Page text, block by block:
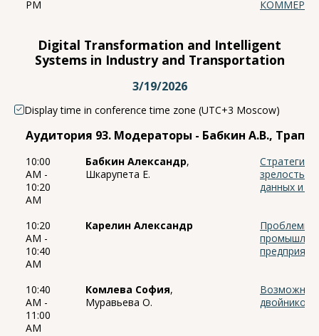
PM
Digital Transformation and Intelligent
Systems in Industry and Transportation
3/19/2026
Display time in conference time zone (UTC+3 Moscow)
Аудитория 93. Модераторы - Бабкин А.В.,
10:00
AM -
10:20
AM
Бабкин Александр,
Шкарупета Е.
зрелостью
данных и
10:20
AM -
10:40
AM
Карелин Александр
Проблемы
10:40
AM -
11:00
AM
Комлева София,
Муравьева О.
двойников